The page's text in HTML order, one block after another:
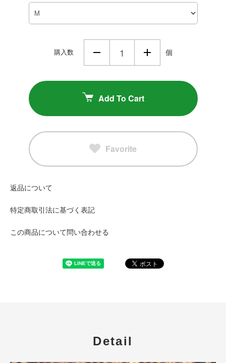
購入数 個
Add To Cart
Favorite
返品について
特定商取引法に基づく表記
この商品について問い合わせる
Detail